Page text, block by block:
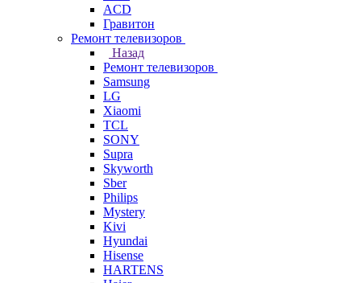
ACD
Гравитон
Ремонт телевизоров
Назад
Ремонт телевизоров
Samsung
LG
Xiaomi
TCL
SONY
Supra
Skyworth
Sber
Philips
Mystery
Kivi
Hyundai
Hisense
HARTENS